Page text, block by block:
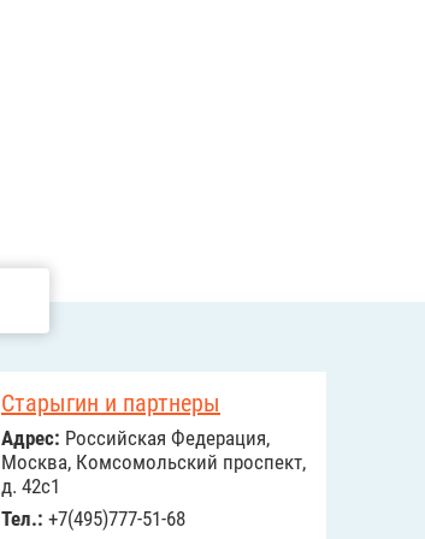
Старыгин и партнеры
Адрес: Российcкая Федерация,
Москва, Комсомольский проспект,
д. 42с1
Тел.: +7(495)777-51-68